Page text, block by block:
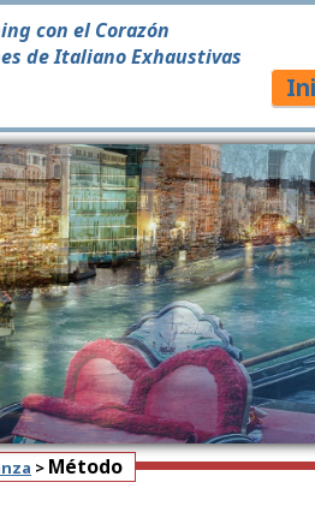
con el Corazón
de Italiano Exhaustivas
ITALIANO EN LA WEB, EN TU
> Método